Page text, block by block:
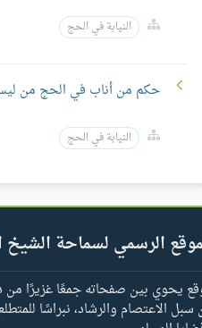
النيابة في الحج
حكم من أناب في الحج من ليس
النيابة في الحج
الرسمي لسماحة الشيخ
يحوي بين صفحاته جمعًا غزيرًا من
الاعتصام والرشاد، نبراسًا